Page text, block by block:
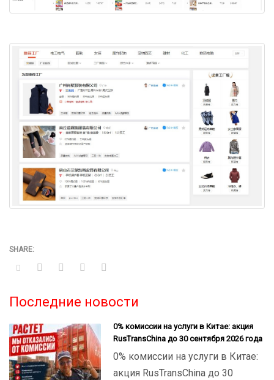
Последние новости
0% комиссии на услуги в Китае: акция
RusTransChina до 30 сентября 2026 года
0% комиссии на услуги в Китае:
акция RusTransChina до 30